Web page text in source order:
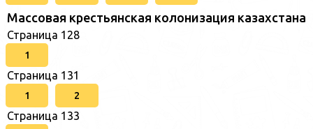
Массовая крестьянская колонизация казахстана
Страница 128
1
Страница 131
1 2
Страница 133